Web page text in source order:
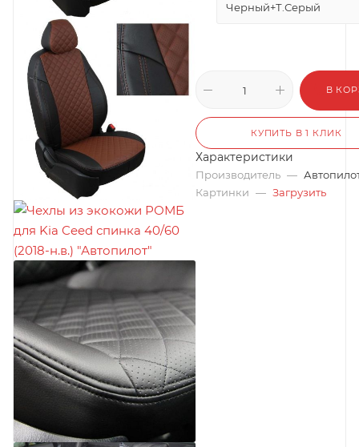
Черный+Т.Серый
В
КУПИТЬ В 1 КЛИК
Характеристики
Производитель —
Картинки — Загрузить